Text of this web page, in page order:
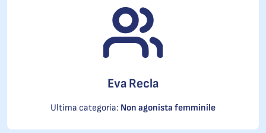
Eva Recla
Ultima categoria: Non agonista femminile